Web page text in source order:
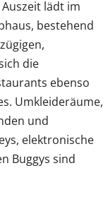
lädt im
bestehend
die
ebenso
Umkleideräume,
und
elektronische
Buggys sind